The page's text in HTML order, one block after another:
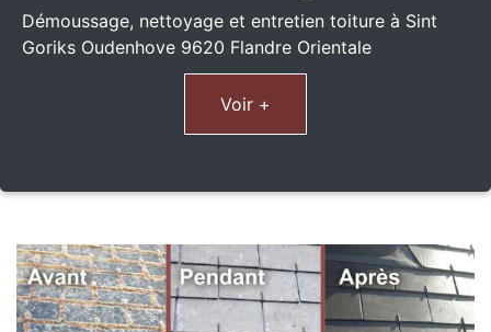
Démoussage, nettoyage et entretien toiture à Sint
Goriks Oudenhove 9620 Flandre Orientale
Voir +